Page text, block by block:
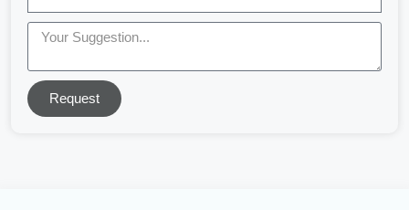
Request